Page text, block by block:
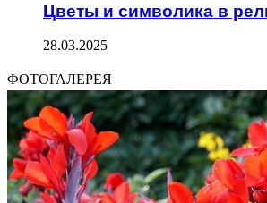
Цветы и символика в
28.03.2025
ФОТОГАЛЕРЕЯ